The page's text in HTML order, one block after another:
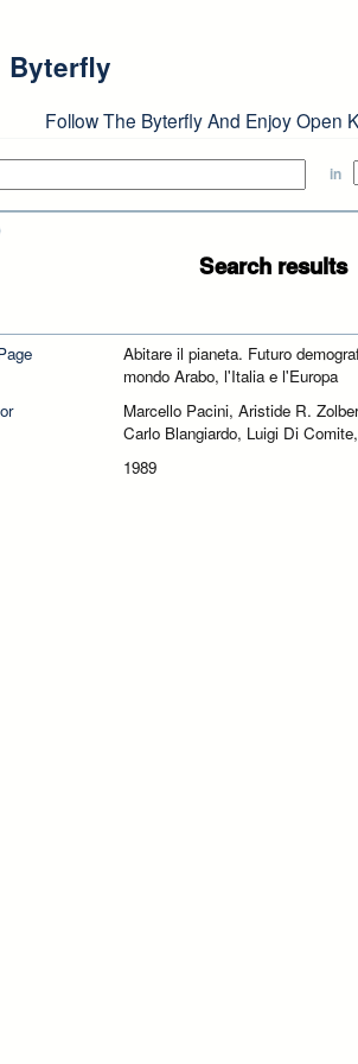
Byterfly
Follow The Byterfly And Enjoy Open
in
Search results
Abitare il pianeta. Futuro
mondo Arabo, l'Italia e l'Europa
Marcello Pacini, Aristide R.
Carlo Blangiardo, Luigi Di
1989